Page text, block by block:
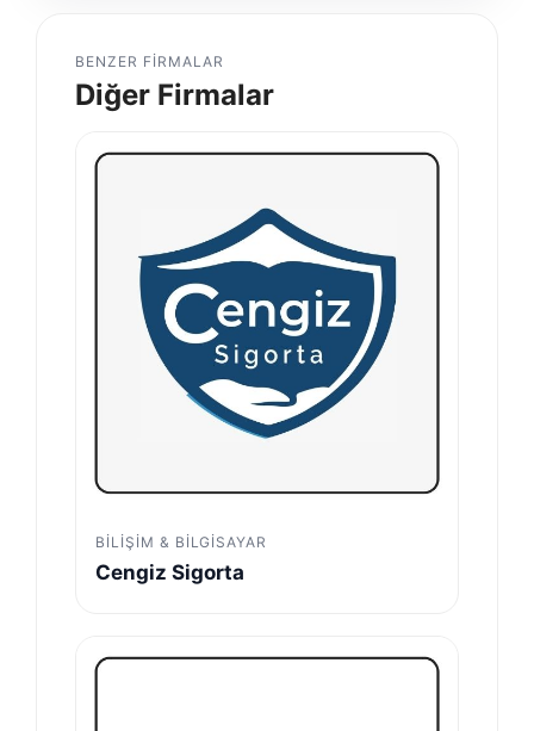
BENZER FIRMALAR
Diğer Firmalar
BILIŞIM & BILGISAYAR
Cengiz Sigorta